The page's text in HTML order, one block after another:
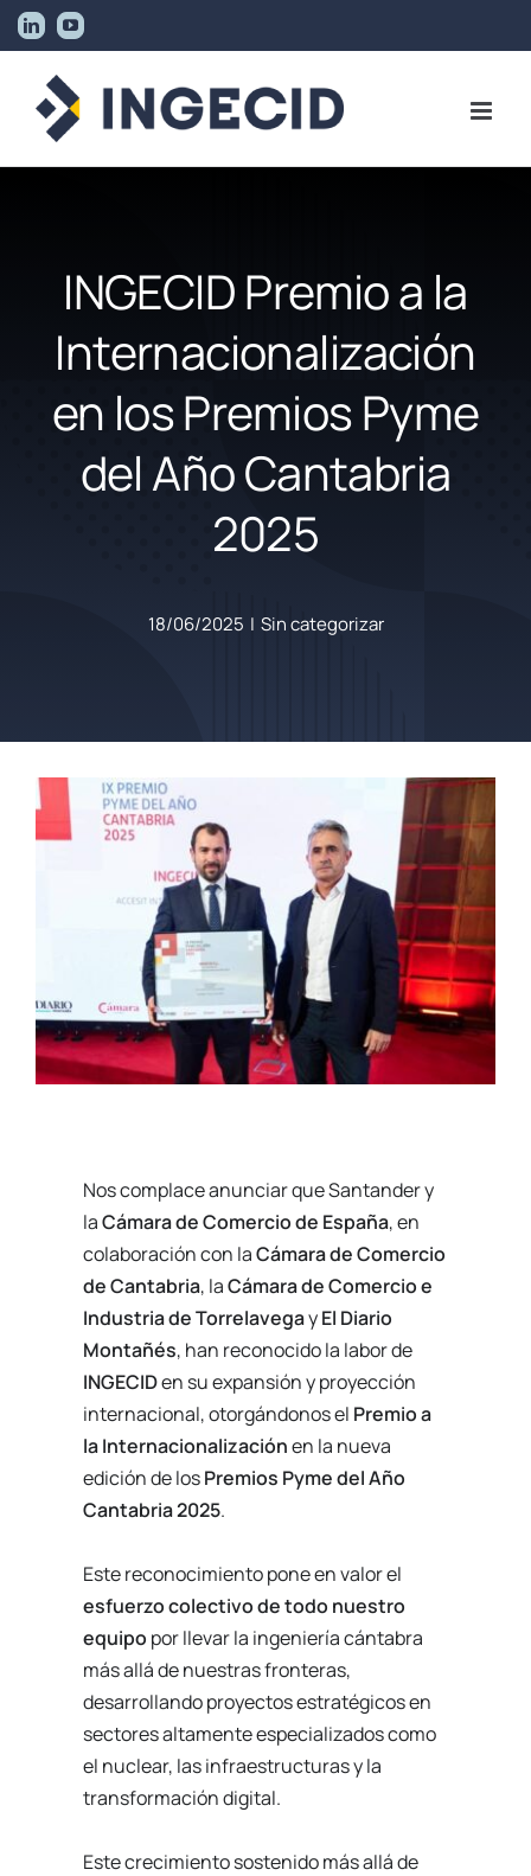
Skip
to
content
LinkedInYouTube
INGECID Premio a la
Internacionalización
en los Premios Pyme
del Año Cantabria
2025
18/06/2025 | Sin categorizar
Nos complace anunciar que Santander y
laCámara de Comercio de España, en
colaboración con laCámara de Comercio
de Cantabria, laCámara de Comercio e
Industria de TorrelavegayEl Diario
Montañés, han reconocido la labor de
INGECIDen su expansión y proyección
internacional, otorgándonos el Premio a
la Internacionalizaciónen la nueva
edición de losPremios Pyme del Año
Cantabria 2025.
Este reconocimiento pone en valor el
esfuerzo colectivo de todo nuestro
equipo por llevar la ingeniería cántabra
más allá de nuestras fronteras,
desarrollando proyectos estratégicos en
sectores altamente especializados como
el nuclear, las infraestructuras y la
transformación digital.
Este crecimiento sostenido más allá de